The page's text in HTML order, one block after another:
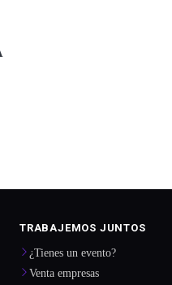
TRABAJEMOS JUNTOS
¿Tienes un evento?
Venta empresas